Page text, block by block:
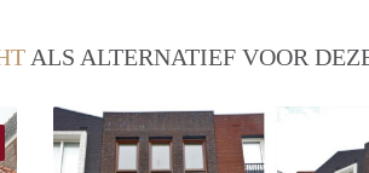
ALS ALTERNATIEF VOOR